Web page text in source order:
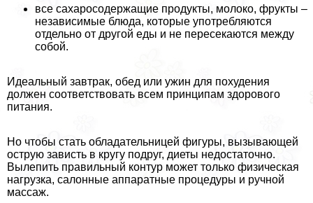
все сахаросодержащие продукты, молоко, фрукты –
независимые блюда, которые употрeбляются
отдельно от другой еды и не пересекаются между
собой.
Идеальный завтpaк, обед или ужин для похудения
должен соответствовать всем принципам здорового
питания.
Но чтобы стать обладательницей фигуры, вызывающей
острую зависть в кругу подруг, диеты недостаточно.
Вылепить правильный контур может только физическая
нагрузка, салонные аппаратные процедуры и ручной
массаж.